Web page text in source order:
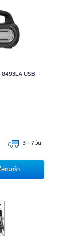
USB
3 - 7 วัน
ส่ตะกร้า